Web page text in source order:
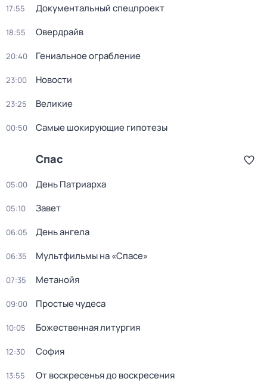
17:55 Документальный спецпроект
18:55 Овердрайв
20:40 Гениальное ограбление
23:00 Новости
23:25 Великие
00:50 Самые шoкиpующие гипотезы
Спас
05:00 Дeнь Патриаpха
05:10 Завет
06:05 День ангела
06:35 Мультфильмы на «Спасе»
07:35 Метанойя
09:00 Простые чудеса
10:05 Божественная литургия
12:30 София
13:55 От воскресенья до воскресения